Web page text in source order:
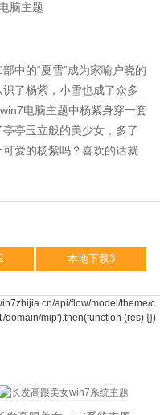
的“夏雪”成为家喻户晓的
了杨紫，小雪也成了众多
电脑主题中杨紫身穿一套
亭玉立般的美少女，多了
爱的杨紫吗？喜欢的话就
本地下载3
api/flow/model/theme/c
mip').then(function (res) {})